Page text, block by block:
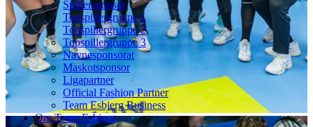
Spillersponsor
Topspillergruppe 1
Topspillergruppe 2
Topspillergruppe 3
Navnesponsorat
Maskotsponsor
Ligapartner
Official Fashion Partner
Team Esbjerg Business
Om Team Esbjerg